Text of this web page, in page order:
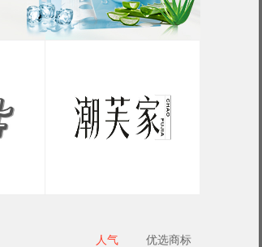
人气 优选商标